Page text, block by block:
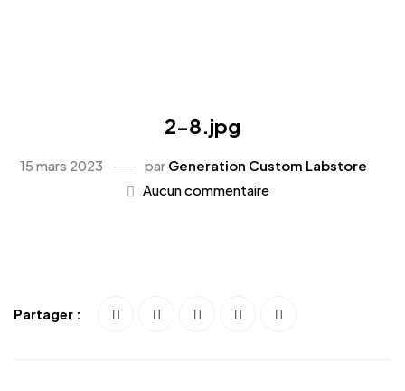
2-8.jpg
15 mars 2023 par Generation Custom Labstore
Aucun commentaire
Partager :